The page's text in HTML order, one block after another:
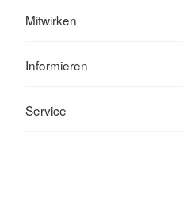
Mitwirken
Informieren
Service